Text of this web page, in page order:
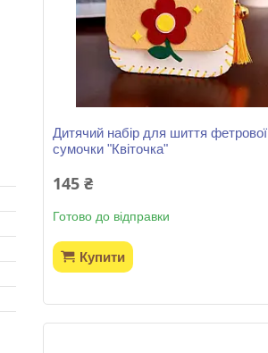
Дитячий набір для шиття фетрової
сумочки "Квіточка"
145 ₴
Готово до відправки
Купити